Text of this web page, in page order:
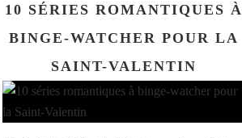
10 SÉRIES ROMANTIQUES À
BINGE-WATCHER POUR LA
SAINT-VALENTIN